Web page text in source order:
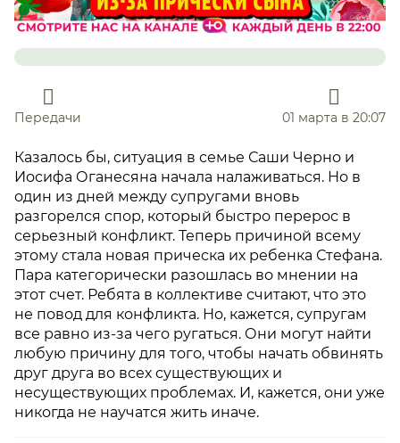
Передачи 01 марта в 20:07
Казалось бы, ситуация в семье Саши Черно и
Иосифа Оганесяна начала налаживаться. Но в
один из дней между супругами вновь
разгорелся спор, который быстро перерос в
серьезный конфликт. Теперь причиной всему
этому стала новая прическа их ребенка Стефана.
Пара категорически разошлась во мнении на
этот счет. Ребята в коллективе считают, что это
не повод для конфликта. Но, кажется, супругам
все равно из-за чего ругаться. Они могут найти
любую причину для того, чтобы начать обвинять
друг друга во всех существующих и
несуществующих проблемах. И, кажется, они уже
никогда не научатся жить иначе.